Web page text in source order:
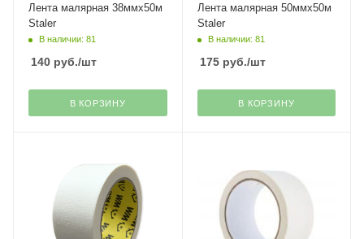
Лента малярная 38ммх50м
Staler
В наличии: 81
140 руб./шт
В КОРЗИНУ
Лента малярная 50ммх50м
Staler
В наличии: 81
175руб./шт
В КОРЗИНУ